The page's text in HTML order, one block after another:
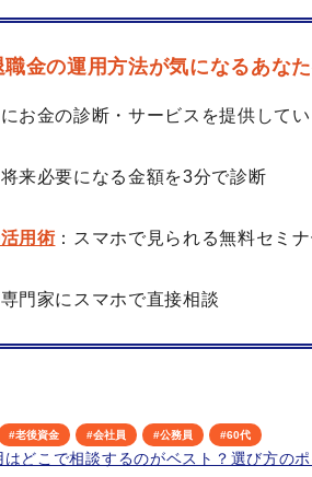
職金の運用方法が気になるあな
お金の診断・サービスを提供して
来必要になる金額を3分で診断
用術 ：スマホで見られる無料セミナ
専門家にスマホで直接相談
#老後資金 #会社員 #公務員 #60代
はどこで相談するのがベスト？選び方の